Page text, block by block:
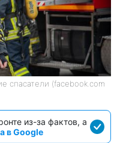
спасатели (facebook.com
из-за фактов, а
в Google